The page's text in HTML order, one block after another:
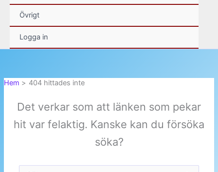
Övrigt
Logga in
Hem 404 hittades inte
Det verkar som att länken som pekar
hit var felaktig. Kanske kan du försöka
söka?